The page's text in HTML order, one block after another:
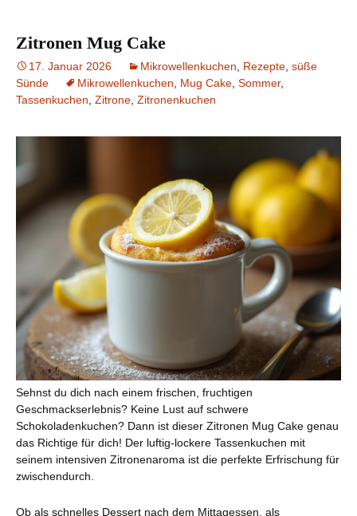
Zitronen Mug Cake
17. Januar 2026 Mikrowellenkuchen Rezepte süße
Sünde
Mikrowellenkuchen Mug Cake Sommer,
Tassenkuchen Zitrone Zitronenkuchen
Sehnst du dich nach einem frischen, fruchtigen
Geschmackserlebnis? Keine Lust auf schwere
Schokoladenkuchen? Dann ist dieser Zitronen Mug Cake genau
das Richtige für dich! Der luftig-lockere Tassenkuchen mit
seinem intensiven Zitronenaroma ist die perfekte Erfrischung für
zwischendurch.
Ob als schnelles Dessert nach dem Mittagessen, als